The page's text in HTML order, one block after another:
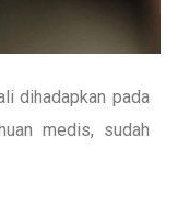
dihadapkan pada
medis, sudah